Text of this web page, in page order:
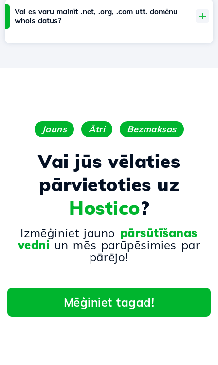
Vai es varu mainīt .net, .org, .com utt. domēnu
whois datus?
Jauns Ātri Bezmaksas
Vai jūs vēlaties
pārvietoties uz
Hostico?
Izmēģiniet jauno pārsūtīšanas
vedni un mēs parūpēsimies par
pārējo!
Mēģiniet tagad!